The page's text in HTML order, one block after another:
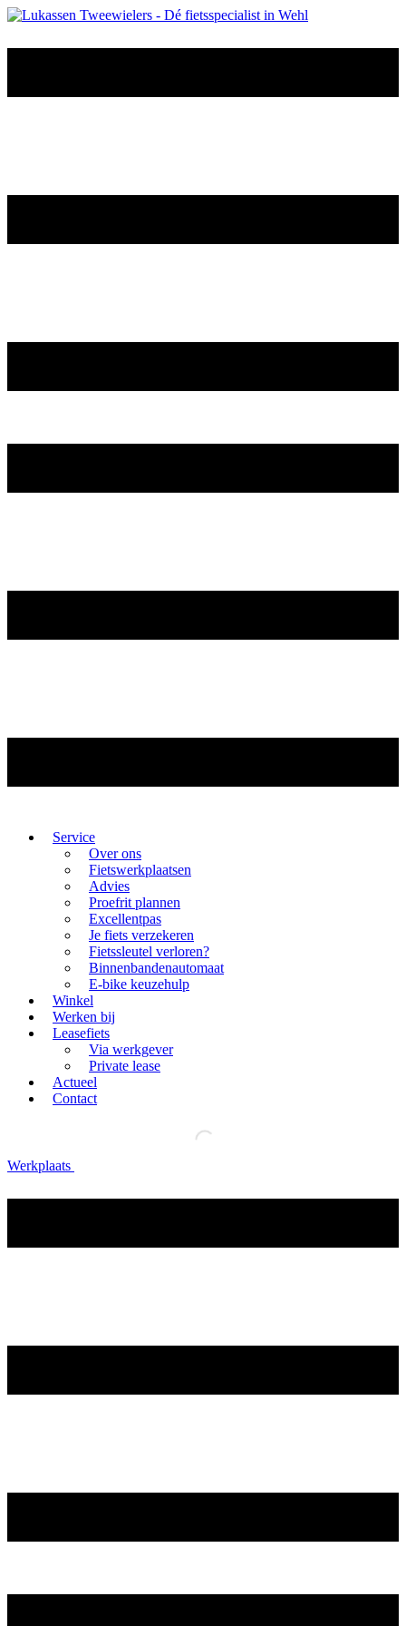
Service
Over ons
Fietswerkplaatsen
Advies
Proefrit plannen
Excellentpas
Je fiets verzekeren
Fietssleutel verloren?
Binnenbandenautomaat
E-bike keuzehulp
Winkel
Werken bij
Leasefiets
Via werkgever
Private lease
Actueel
Contact
Werkplaats